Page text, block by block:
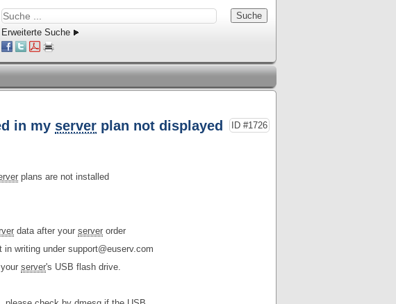
Erweiterte Suche
ID #1726
in my server plan not displayed
plans are not installed
data after your server order
writing under support@euserv.com
server's USB flash drive.